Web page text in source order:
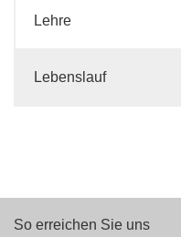
Lehre
Lebenslauf
So erreichen Sie uns